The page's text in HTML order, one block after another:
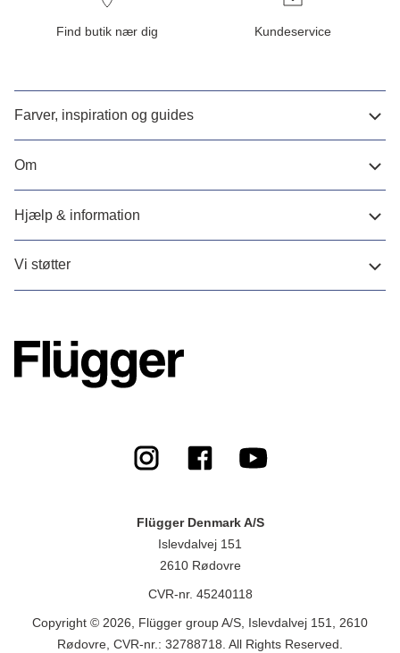
Find butik nær dig Kundeservice
Farver, inspiration og guides
Om
Hjælp & information
Vi støtter
Flügger Denmark A/S
Islevdalvej 151
2610 Rødovre
CVR-nr. 45240118
Copyright © 2026, Flügger group A/S, Islevdalvej 151, 2610
Rødovre, CVR-nr.: 32788718. All Rights Reserved.